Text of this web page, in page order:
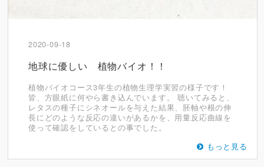
2020-09-18
地球に優しい 植物バイオ！！
植物バイオコース3年生の植物生理学実習の様子です！
皆、方眼紙に何やら書き込んでいます。 聴いてみると、
レタスの種子にシネオールを与えた結果、胚軸や根の伸
長にどのような反応の違いがあるかを、用量反応曲線を
使って確認をしているとの事でした。
もっと見る